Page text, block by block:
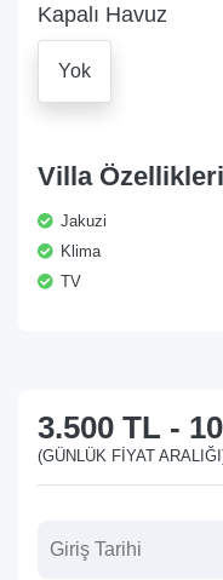
Kapalı Havuz
Yok
Villa Özellikleri
Jakuzi
Klima
TV
3.500 TL -
(GÜNLÜK FIYAT